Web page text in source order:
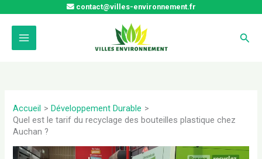
contenu
contact@villes-environnement.fr
Accueil
Développement Durable
Quel est le tarif du recyclage des bouteilles plastique chez
Auchan ?